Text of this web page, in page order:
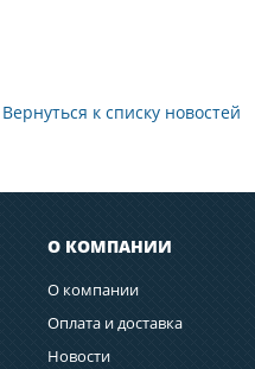
Вернуться к списку новостей
О КОМПАНИИ
О компании
Оплата и доставка
Новости